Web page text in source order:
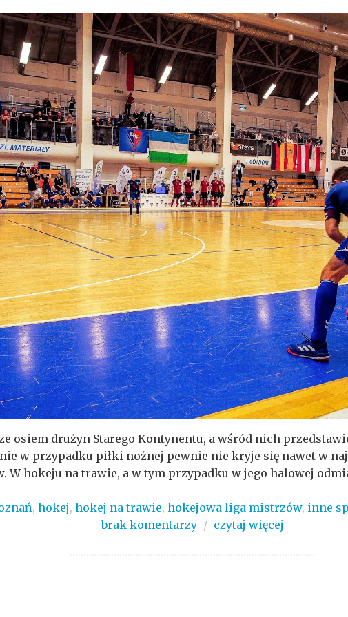
osiem drużyn Starego Kontynentu, a wśród nich
w przypadku piłki nożnej pewnie nie kryje się nawet w
W hokeju na trawie, a w tym przypadku w jego halowej
, hokej, hokej na trawie, hokejowa liga mistrzów, inne
brak komentarzy / czytaj więcej